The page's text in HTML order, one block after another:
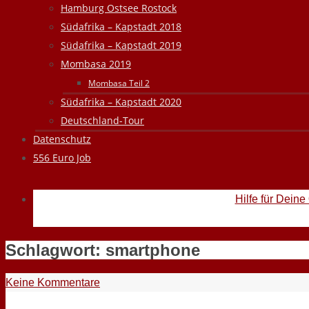
Hamburg Ostsee Rostock
Südafrika – Kapstadt 2018
Südafrika – Kapstadt 2019
Mombasa 2019
Mombasa Teil 2
Südafrika – Kapstadt 2020
Deutschland-Tour
Datenschutz
556 Euro Job
Hilfe für Deine
Schlagwort: smartphone
Keine Kommentare